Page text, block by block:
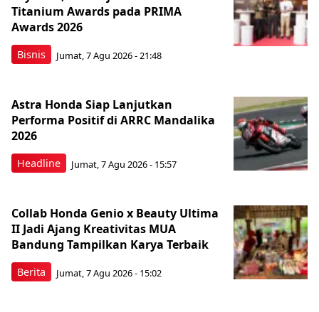
Bisnis
Titanium Awards pada PRIMA
Awards 2026
Jumat, 7 Agu 2026 - 21:48
Headline
Astra Honda Siap Lanjutkan
Performa Positif di ARRC Mandalika
2026
Jumat, 7 Agu 2026 - 15:57
Berita
Collab Honda Genio x Beauty Ultima
II Jadi Ajang Kreativitas MUA
Bandung Tampilkan Karya Terbaik
Jumat, 7 Agu 2026 - 15:02